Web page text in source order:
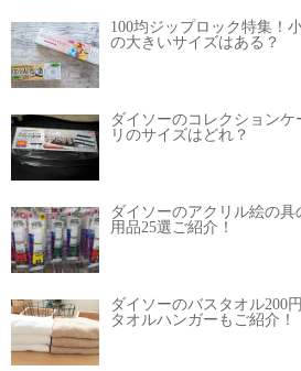
100均ジップロック特集！
の大きいサイズはある？
ダイソーのコレクション
リのサイズはどれ？
ダイソーのアクリル絵の
用品25選ご紹介！
ダイソーのバスタオル200
タオルハンガーもご紹介！